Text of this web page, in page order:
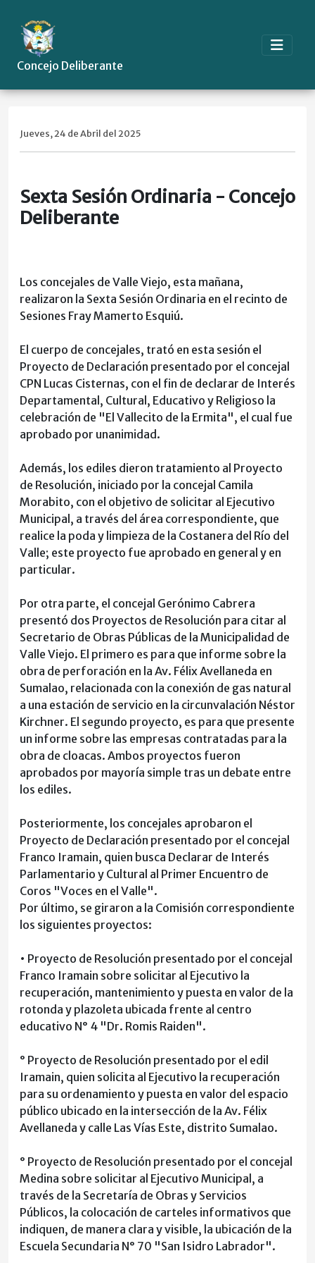
Concejo Deliberante
Jueves, 24 de Abril del 2025
Sexta Sesión Ordinaria - Concejo
Deliberante
Los concejales de Valle Viejo, esta mañana,
realizaron la Sexta Sesión Ordinaria en el recinto de
Sesiones Fray Mamerto Esquiú.
El cuerpo de concejales, trató en esta sesión el
Proyecto de Declaración presentado por el concejal
CPN Lucas Cisternas, con el fin de declarar de Interés
Departamental, Cultural, Educativo y Religioso la
celebración de "El Vallecito de la Ermita", el cual fue
aprobado por unanimidad.
Además, los ediles dieron tratamiento al Proyecto
de Resolución, iniciado por la concejal Camila
Morabito, con el objetivo de solicitar al Ejecutivo
Municipal, a través del área correspondiente, que
realice la poda y limpieza de la Costanera del Río del
Valle; este proyecto fue aprobado en general y en
particular.
Por otra parte, el concejal Gerónimo Cabrera
presentó dos Proyectos de Resolución para citar al
Secretario de Obras Públicas de la Municipalidad de
Valle Viejo. El primero es para que informe sobre la
obra de perforación en la Av. Félix Avellaneda en
Sumalao, relacionada con la conexión de gas natural
a una estación de servicio en la circunvalación Néstor
Kirchner. El segundo proyecto, es para que presente
un informe sobre las empresas contratadas para la
obra de cloacas. Ambos proyectos fueron
aprobados por mayoría simple tras un debate entre
los ediles.
Posteriormente, los concejales aprobaron el
Proyecto de Declaración presentado por el concejal
Franco Iramain, quien busca Declarar de Interés
Parlamentario y Cultural al Primer Encuentro de
Coros "Voces en el Valle".
Por último, se giraron a la Comisión correspondiente
los siguientes proyectos:
• Proyecto de Resolución presentado por el concejal
Franco Iramain sobre solicitar al Ejecutivo la
recuperación, mantenimiento y puesta en valor de la
rotonda y plazoleta ubicada frente al centro
educativo N° 4 "Dr. Romis Raiden".
° Proyecto de Resolución presentado por el edil
Iramain, quien solicita al Ejecutivo la recuperación
para su ordenamiento y puesta en valor del espacio
público ubicado en la intersección de la Av. Félix
Avellaneda y calle Las Vías Este, distrito Sumalao.
° Proyecto de Resolución presentado por el concejal
Medina sobre solicitar al Ejecutivo Municipal, a
través de la Secretaría de Obras y Servicios
Públicos, la colocación de carteles informativos que
indiquen, de manera clara y visible, la ubicación de la
Escuela Secundaria N° 70 "San Isidro Labrador".